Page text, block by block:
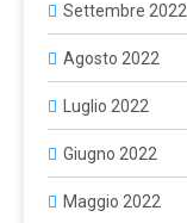
Settembre 2022
Agosto 2022
Luglio 2022
Giugno 2022
Maggio 2022